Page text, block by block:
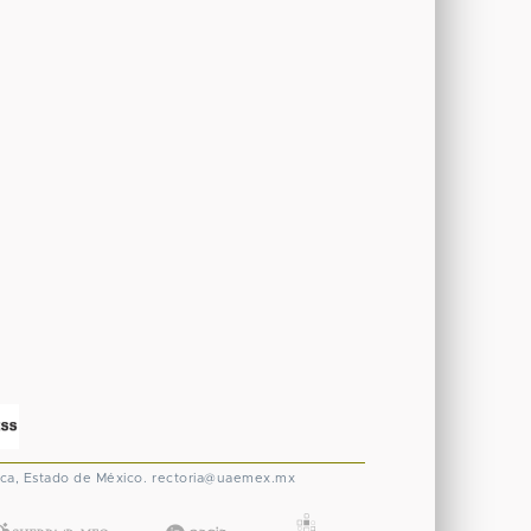
Estado de México. rectoria@uaemex.mx